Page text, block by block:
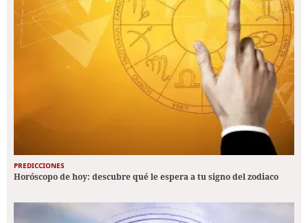
PREDICCIONES
Horóscopo de hoy: descubre qué le espera a tu signo del zodiaco